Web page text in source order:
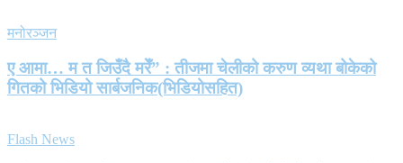
मनोरञ्जन
ए आमा… म त जिउँदै मरेँ” : तीजमा चेलीको करुण व्यथा बोकेको
गितको भिडियो सार्बजनिक(भिडियोसहित)
Flash News